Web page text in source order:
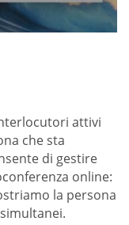
attivi
che sta
di gestire
online:
la persona